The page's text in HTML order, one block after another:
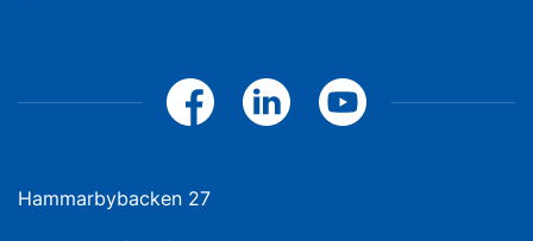
Hammarbybacken 27